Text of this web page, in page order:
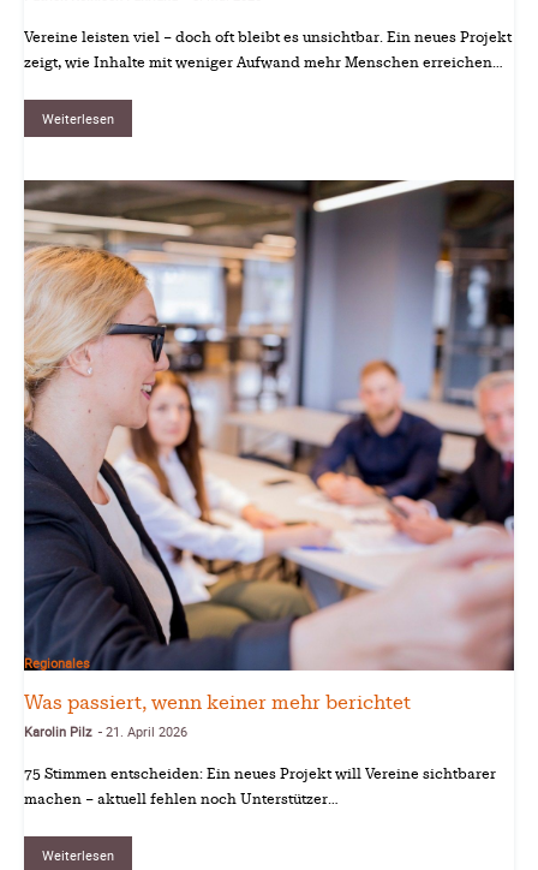
Vereine leisten viel – doch oft bleibt es unsichtbar. Ein neues Projekt
zeigt, wie Inhalte mit weniger Aufwand mehr Menschen erreichen…
Weiterlesen
Regionales
Was passiert, wenn keiner mehr berichtet
Karolin Pilz - 21. April 2026
75 Stimmen entscheiden: Ein neues Projekt will Vereine sichtbarer
machen – aktuell fehlen noch Unterstützer…
Weiterlesen